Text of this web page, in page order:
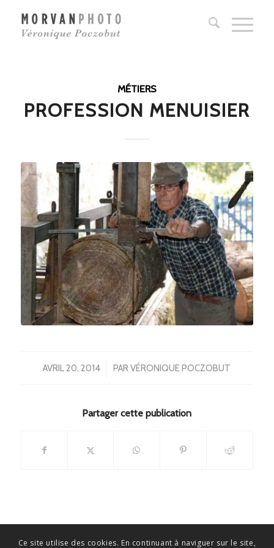
MÉTIERS
PROFESSION MENUISIER
AVRIL 20, 2014
/ PARVÉRONIQUE POCZOBUT
Partager cette publication
Ce site utilise des cookies. En continuant à naviguer sur le site,